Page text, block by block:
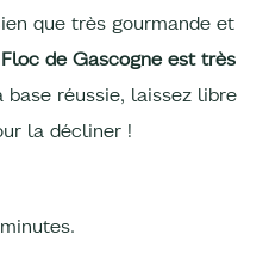
que très gourmande et
de Gascogne est très
base réussie, laissez libre
la décliner !